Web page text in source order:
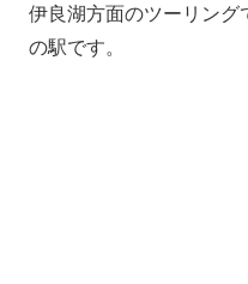
伊良湖方面のツーリング
の駅です。